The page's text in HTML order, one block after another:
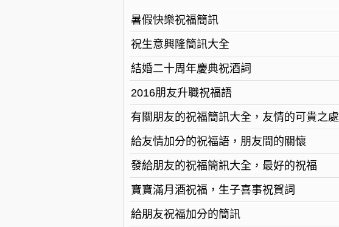
暑假快樂祝福簡訊
祝生意興隆簡訊大全
結婚二十周年慶典祝酒詞
2016朋友升職祝福語
有關朋友的祝福簡訊大全，友情的可貴之處
給友情加分的祝福語，朋友間的關懷
發給朋友的祝福簡訊大全，最好的祝福
寶寶滿月酒祝福，生子喜事祝賀詞
給朋友祝福加分的簡訊